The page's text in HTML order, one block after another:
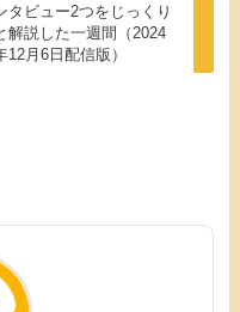
タビュー2つをじっくり
解説した一週間（2024
12月6日配信版）